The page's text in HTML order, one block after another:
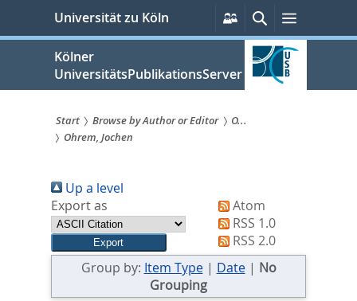
springen
Universität zu Köln
Persönliche
Services
SucheMenü
Kölner
UniversitätsPublikationsServer
Sie
sind
hier:
Start Browse by Author or Editor
O...
Ohrem, Jochen
Up a level
Export as
Atom
RSS 1.0
RSS 2.0
Group by: Item Type| Date| No
Grouping